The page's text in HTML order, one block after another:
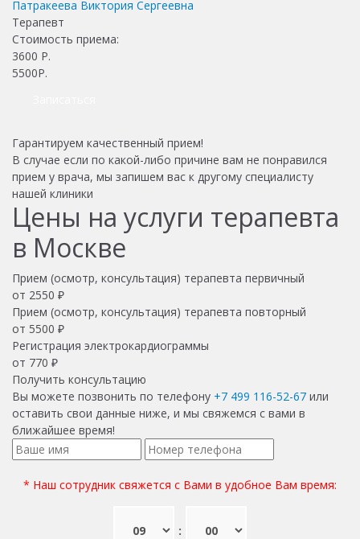
Патракеева Виктория Сергеевна
Терапевт
Стоимость приема:
3600 Р.
5500Р.
Гарантируем качественный прием!
В случае если по какой-либо причине вам не понравился
прием у врача, мы запишем вас к другому специалисту
нашей клиники
Цены на услуги терапевта
в Москве
Прием (осмотр, консультация) терапевта первичный
от 2550 ₽
Прием (осмотр, консультация) терапевта повторный
от 5500 ₽
Регистрация электрокардиограммы
от 770 ₽
Получить консультацию
Вы можете позвонить по телефону +7 499 116-52-67 или
оставить свои данные ниже, и мы свяжемся с вами в
ближайшее время!
* Наш сотрудник свяжется с Вами в удобное Вам время:
: